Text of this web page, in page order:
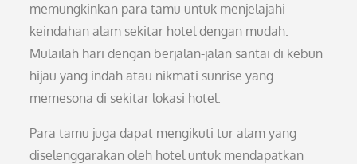
memungkinkan para tamu untuk menjelajahi
keindahan alam sekitar hotel dengan mudah.
Mulailah hari dengan berjalan-jalan santai di kebun
hijau yang indah atau nikmati sunrise yang
memesona di sekitar lokasi hotel.
Para tamu juga dapat mengikuti tur alam yang
diselenggarakan oleh hotel untuk mendapatkan